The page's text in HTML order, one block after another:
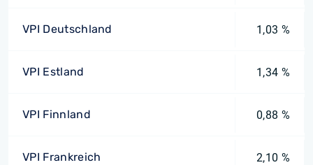
VPI Deutschland 1,03 %
VPI Estland 1,34 %
VPI Finnland 0,88 %
VPI Frankreich 2,10 %